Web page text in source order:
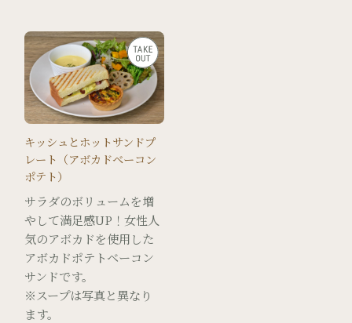
キッシュとホットサンドプ
レート（アボカドベーコン
ポテト）
サラダのボリュームを増
やして満足感UP！女性人
気のアボカドを使用した
アボカドポテトベーコン
サンドです。
※スープは写真と異なり
ます。